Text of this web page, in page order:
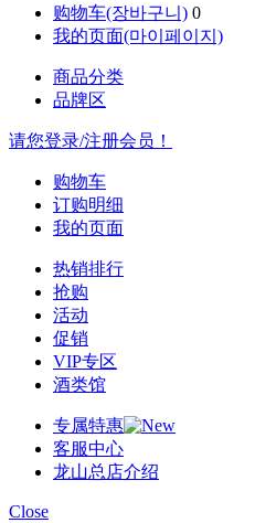
购物车(장바구니) 0
我的页面(마이페이지)
商品分类
品牌区
请您登录/注册会员！
购物车
订购明细
我的页面
热销排行
抢购
活动
促销
VIP专区
酒类馆
专属特惠
客服中心
龙山总店介绍
Close